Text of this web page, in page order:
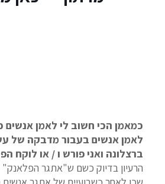
כמאמן הכי חשוב לי לאמן אנשים
לאמן אנשים בעבור מדבקה של
ברצלונה ואני פורש ו / או לוקח
הרעיון בדיוק כשם ש"אתגר הפלאנק"